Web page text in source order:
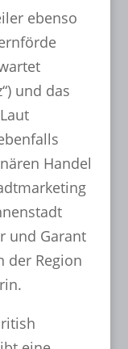
ebenso
und das
Handel
und Garant
der Region